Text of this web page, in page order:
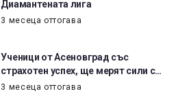
Диамантената лига
3 месеца оттогава
Ученици от Асеновград със
страхотен успех, ще мерят сили с…
3 месеца оттогава